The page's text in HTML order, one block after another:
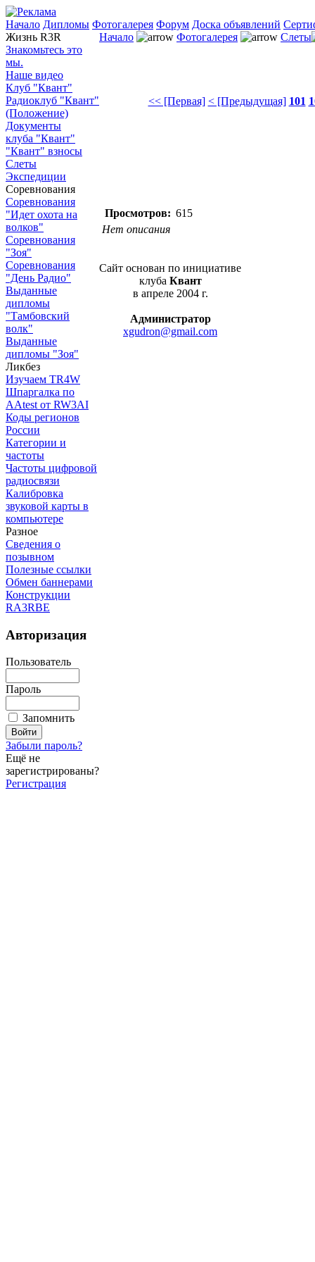
Начало Дипломы Фотогалерея Форум Доска объявлений
Жизнь R3R
Знакомьтесь это
мы.
Наше видео
Клуб "Квант"
Радиоклуб "Квант"
(Положение)
Документы
клуба "Квант"
"Квант" взносы
Слеты
Экспедиции
Соревнования
Соревнования
"Идет охота на
волков"
Соревнования
"Зоя"
Соревнования
"День Радио"
Выданные
дипломы
"Тамбовский
волк"
Выданные
дипломы "Зоя"
Ликбез
Изучаем TR4W
Шпаргалка по
AAtest от RW3AI
Коды регионов
России
Категории и
частоты
Частоты цифровой
радиосвязи
Калибровка
звуковой карты в
компьютере
Разное
Сведения о
позывном
Полезные ссылки
Обмен баннерами
Конструкции
RA3RBE
Авторизация
Пользователь
Пароль
Запомнить
Забыли пароль?
Ещё не
зарегистрированы?
Регистрация
Начало Фотогалерея Слеты
<< [Первая] < [Предыдущая] 101
Просмотров: 615
Нет описания
Сайт основан по инициативе
клуба Квант
в апреле 2004 г.
Администратор
xgudron@gmail.com